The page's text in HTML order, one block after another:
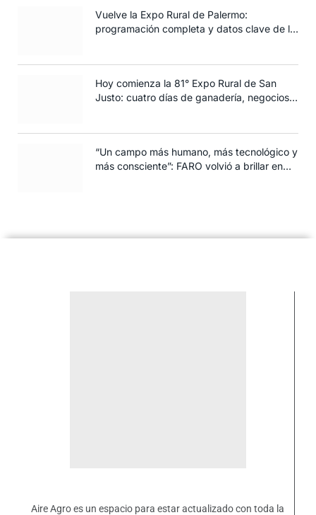
Vuelve la Expo Rural de Palermo:
programación completa y datos clave de la
Hoy comienza la 81° Expo Rural de San
Justo: cuatro días de ganadería, negocios y
“Un campo más humano, más tecnológico y
más consciente”: FARO volvió a brillar en
Aire Agro es un espacio para estar actualizado con toda la